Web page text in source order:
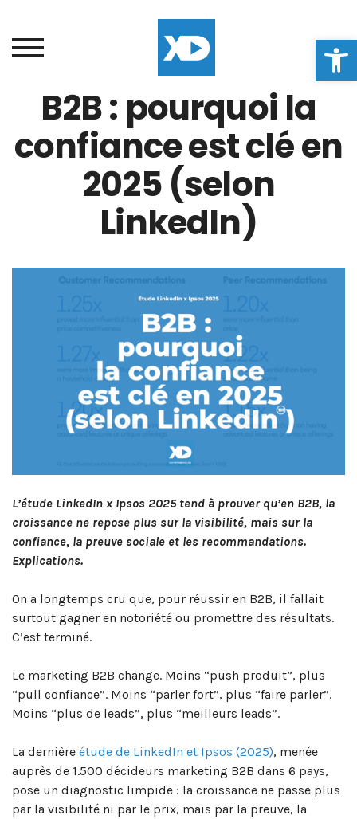
Ouvrir
B2B : pourquoi la
confiance est clé en
2025 (selon
LinkedIn)
L’étude LinkedIn x Ipsos 2025 tend à prouver qu’en B2B, la
croissance ne repose plus sur la visibilité, mais sur la
confiance, la preuve sociale et les recommandations.
Explications.
On a longtemps cru que, pour réussir en B2B, il fallait
surtout gagner en notoriété ou promettre des résultats.
C’est terminé.
Le marketing B2B change. Moins “push produit”, plus
“pull confiance”. Moins “parler fort”, plus “faire parler”.
Moins “plus de leads”, plus “meilleurs leads”.
La dernière étude de LinkedIn et Ipsos (2025), menée
auprès de 1.500 décideurs marketing B2B dans 6 pays,
pose un diagnostic limpide : la croissance ne passe plus
par la visibilité ni par le prix, mais par la preuve, la